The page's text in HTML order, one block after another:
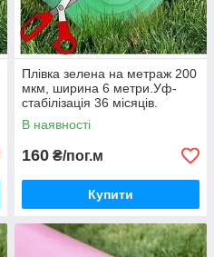
Плівка зелена на метраж 200
мкм, ширина 6 метри.Уф-
стабілізація 36 місяців.
В наявності
160 ₴/пог.м
Купити